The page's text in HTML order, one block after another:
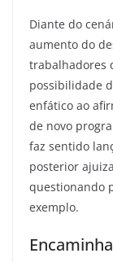
Diante do
aumento do
trabalhadores
possibilidade
enfático ao
de novo
faz sentido
posterior
questionando
exemplo.